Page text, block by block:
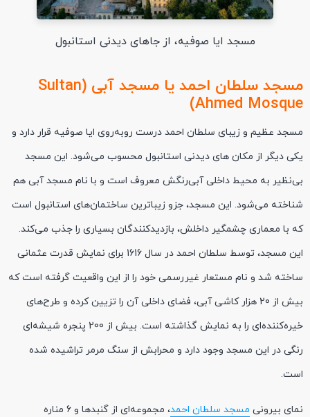
مسجد ایا صوفیه، از جاهای دیدنی استانبول
مسجد سلطان احمد یا مسجد آبی (Sultan
Ahmed Mosque)
مسجد عظیم و زیبای سلطان احمد درست روبه‌روی ایا صوفیه قرار دارد و
یکی دیگر از مکان های دیدنی استانبول محسوب می‌شود. این مسجد
بی‌نظیر به محیط داخلی آبی‌رنگش معروف است و با نام مسجد آبی هم
شناخته می‌شود. این مسجد، جزو زیباترین ساختمان‌های استانبول است
که با معماری چشمگیر داخلش، بازدیدکنندگان بسیاری را جذب می‌کند.
این مسجد، توسط سلطان احمد در سال 1616 برای نمایش قدرت عثمانی
ساخته شد و نام مستعار غیررسمی خود را از این واقعیت گرفته است که
بیش از 20 هزار کاشی آبی، فضای داخلی آن را تزیین کرده و طرح‌های
خیره‌کننده‌ای را به نمایش گذاشته است. بیش از 200 پنجره شیشه‌ای
رنگی در این مسجد وجود دارد و محرابش از سنگ مرمر تراشیده شده
است.
نمای بیرونی مسجد سلطان احمد
، مجموعه‌ای از گنبدها و 6 مناره